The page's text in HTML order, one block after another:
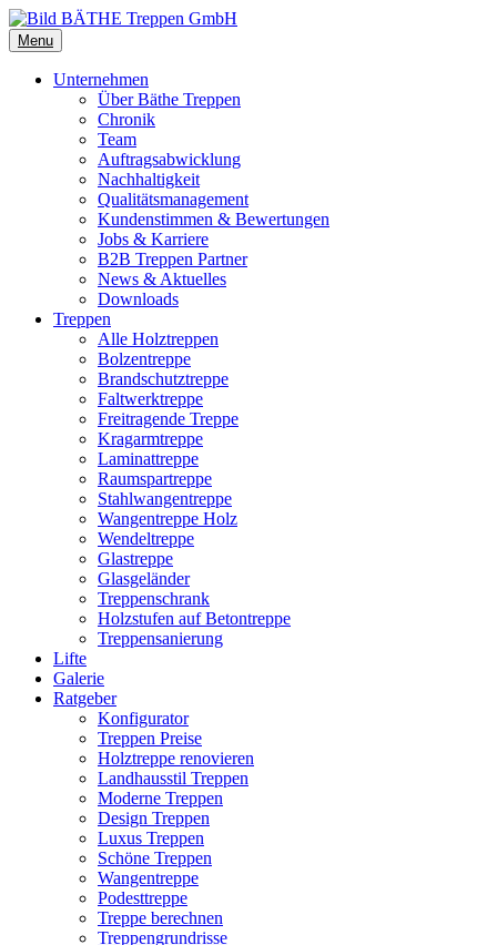
Menu
Unternehmen
Über Bäthe Treppen
Chronik
Team
Auftragsabwicklung
Nachhaltigkeit
Qualitätsmanagement
Kundenstimmen & Bewertungen
Jobs & Karriere
B2B Treppen Partner
News & Aktuelles
Downloads
Treppen
Alle Holztreppen
Bolzentreppe
Brandschutztreppe
Faltwerktreppe
Freitragende Treppe
Kragarmtreppe
Laminattreppe
Raumspartreppe
Stahlwangentreppe
Wangentreppe Holz
Wendeltreppe
Glastreppe
Glasgeländer
Treppenschrank
Holzstufen auf Betontreppe
Treppensanierung
Lifte
Galerie
Ratgeber
Konfigurator
Treppen Preise
Holztreppe renovieren
Landhausstil Treppen
Moderne Treppen
Design Treppen
Luxus Treppen
Schöne Treppen
Wangentreppe
Podesttreppe
Treppe berechnen
Treppengrundrisse